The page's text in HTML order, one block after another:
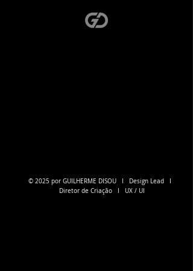
© 2025 por GUILHERME DISOU I Design Lead I
Diretor de Criação I UX / UI